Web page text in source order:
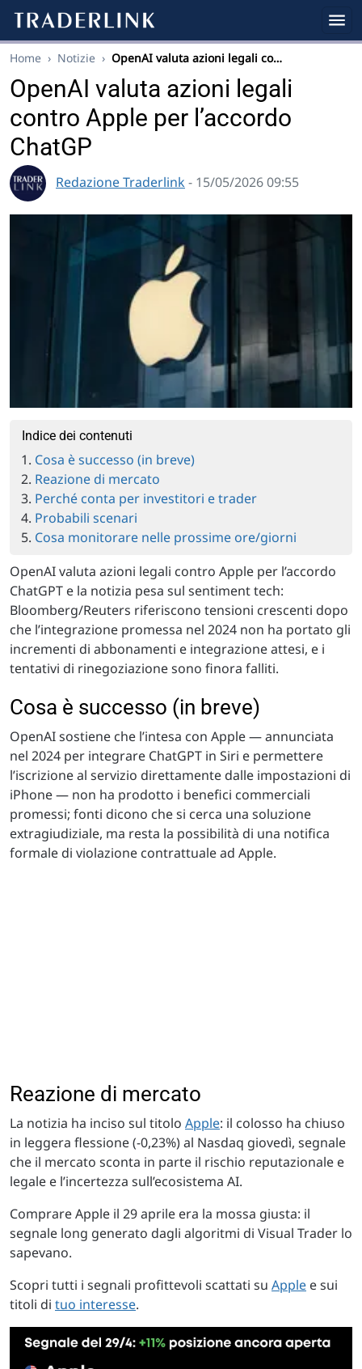
Home › Notizie › OpenAI valuta azioni legali co…
OpenAI valuta azioni legali
contro Apple per l’accordo
ChatGP
Redazione Traderlink - 15/05/2026 09:55
Indice dei contenuti
Cosa è successo (in breve)
Reazione di mercato
Perché conta per investitori e trader
Probabili scenari
Cosa monitorare nelle prossime ore/giorni
OpenAI valuta azioni legali contro Apple per l’accordo
ChatGPT e la notizia pesa sul sentiment tech:
Bloomberg/Reuters riferiscono tensioni crescenti dopo
che l’integrazione promessa nel 2024 non ha portato gli
incrementi di abbonamenti e integrazione attesi, e i
tentativi di rinegoziazione sono finora falliti.
Cosa è successo (in breve)
OpenAI sostiene che l’intesa con Apple — annunciata
nel 2024 per integrare ChatGPT in Siri e permettere
l’iscrizione al servizio direttamente dalle impostazioni di
iPhone — non ha prodotto i benefici commerciali
promessi; fonti dicono che si cerca una soluzione
extragiudiziale, ma resta la possibilità di una notifica
formale di violazione contrattuale ad Apple.
Reazione di mercato
La notizia ha inciso sul titolo Apple: il colosso ha chiuso
in leggera flessione (-0,23%) al Nasdaq giovedì, segnale
che il mercato sconta in parte il rischio reputazionale e
legale e l’incertezza sull’ecosistema AI.
Comprare Apple il 29 aprile era la mossa giusta: il
segnale long generato dagli algoritmi di Visual Trader lo
sapevano.
Scopri tutti i segnali profittevoli scattati su Apple e sui
titoli di tuo interesse.